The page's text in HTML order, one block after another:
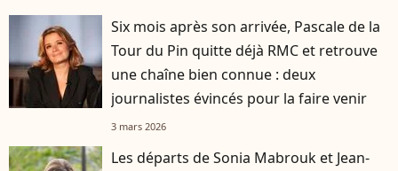
Six mois après son arrivée, Pascale de la
Tour du Pin quitte déjà RMC et retrouve
une chaîne bien connue : deux
journalistes évincés pour la faire venir
3 mars 2026
Les départs de Sonia Mabrouk et Jean-